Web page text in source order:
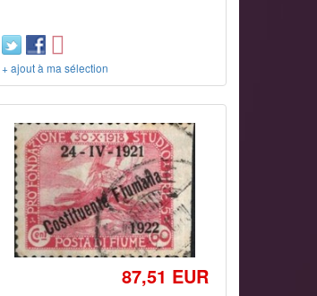
+ ajout à ma sélection
87,51 EUR